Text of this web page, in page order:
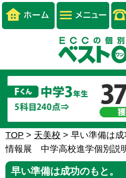
TOP > 天美校 >早い準備は
情報展 中学高校進学個別説
早い準備は成功のもと